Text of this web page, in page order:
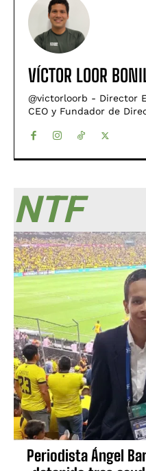
VÍCTOR LOOR
@victorloorb - Director
CEO y Fundador de
NTF
Periodista Ángel